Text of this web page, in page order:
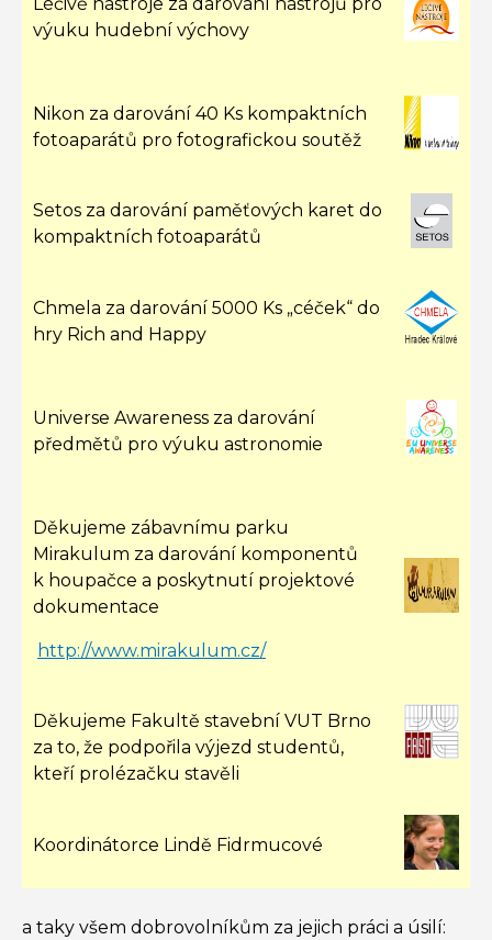
Léčivě nástroje za darování nástrojů pro
výuku hudební výchovy
Nikon za darování 40 Ks kompaktních
fotoaparátů pro fotografickou soutěž
Setos za darování paměťových karet do
kompaktních fotoaparátů
Chmela za darování 5000 Ks „céček“ do
hry Rich and Happy
Universe Awareness za darování
předmětů pro výuku astronomie
Děkujeme zábavnímu parku
Mirakulum za darování komponentů
k houpačce a poskytnutí projektové
dokumentace
http://www.mirakulum.cz/
Děkujeme Fakultě stavební VUT Brno
za to, že podpořila výjezd studentů,
kteří prolézačku stavěli
Koordinátorce Lindě Fidrmucové
a taky všem dobrovolníkům za jejich práci a úsilí: